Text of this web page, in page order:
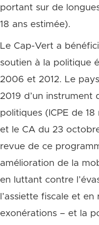
portant sur de
18 ans estimée).
Le Cap-Vert a
soutien à la politique
2006 et 2012. Le
2019 d’un instrument
politiques (ICPE de
et le CA du 23
revue de ce
amélioration de la
en luttant contre
l’assiette fiscale et
exonérations – et la